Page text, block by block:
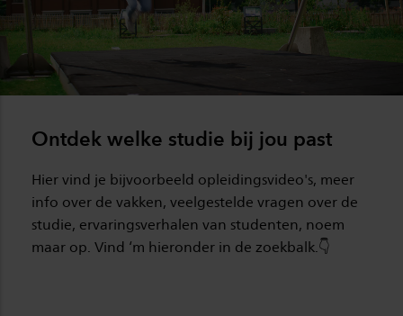
Ontdek welke studie bij jou past
Hier vind je bijvoorbeeld opleidingsvideo's, meer
info over de vakken, veelgestelde vragen over de
studie, ervaringsverhalen van studenten, noem
maar op. Vind ‘m hieronder in de zoekbalk.👇